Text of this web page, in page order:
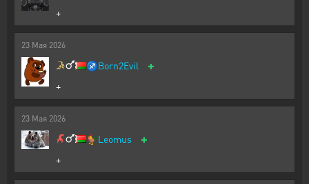
+
23 Мая 2026
♐Born2Evil +
+
23 Мая 2026
🐓Leomus +
+